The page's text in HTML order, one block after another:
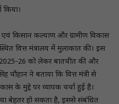
एवं किसान कल्याण और ग्रामीण विकास
वित्त मंत्रालय में मुलाकात की। इस
2025-26 को लेकर बातचीत की और
चौहान ने बताया कि वित्त मंत्री से
के मुद्दे पर व्यापक चर्चा हुई है।
बेहतर हो सकता है, इससे संबंधित